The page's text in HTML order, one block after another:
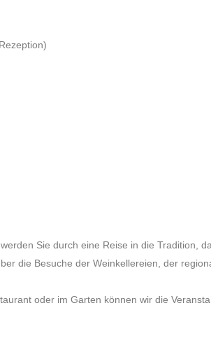
Sie durch eine Reise in die Tradition,
die Besuche der Weinkellereien, der
oder im Garten können wir die